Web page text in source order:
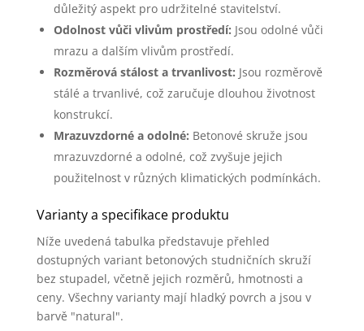
důležitý aspekt pro udržitelné stavitelství.
Odolnost vůči vlivům prostředí: Jsou odolné vůči
mrazu a dalším vlivům prostředí.
Rozměrová stálost a trvanlivost: Jsou rozměrově
stálé a trvanlivé, což zaručuje dlouhou životnost
konstrukcí.
Mrazuvzdorné a odolné: Betonové skruže jsou
mrazuvzdorné a odolné, což zvyšuje jejich
použitelnost v různých klimatických podmínkách.
Varianty a specifikace produktu
Níže uvedená tabulka představuje přehled
dostupných variant betonových studničních skruží
bez stupadel, včetně jejich rozměrů, hmotnosti a
ceny. Všechny varianty mají hladký povrch a jsou v
barvě "natural".